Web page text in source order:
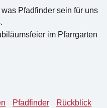
Pfadfinder sein für uns
im Pfarrgarten
Pfadfinder
Rückblick